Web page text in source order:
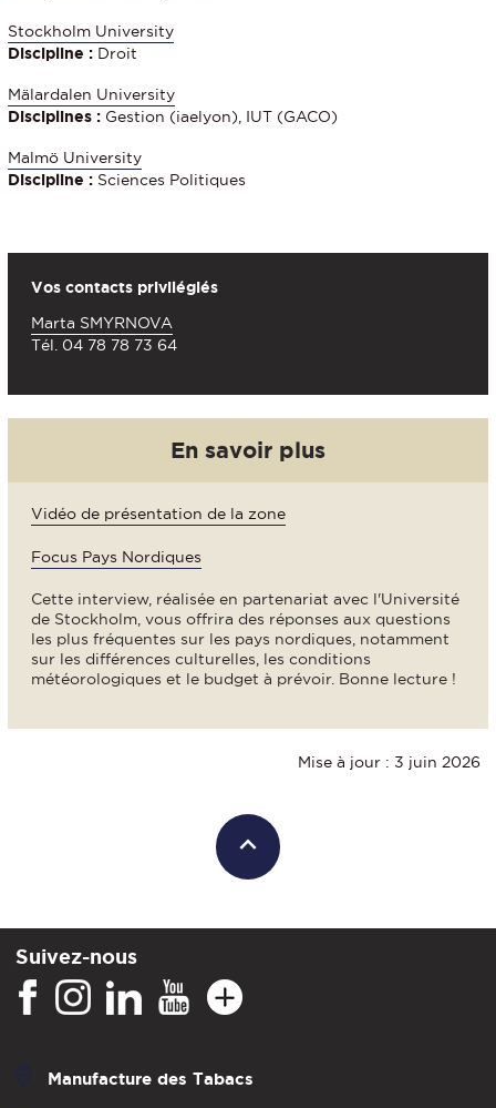
Stockholm University
Discipline : Droit
Mälardalen University
Disciplines : Gestion (iaelyon), IUT (GACO)
Malmö University
Discipline : Sciences Politiques
Vos contacts privilégiés
Marta SMYRNOVA
Tél. 04 78 78 73 64
En savoir plus
Vidéo de présentation de la zone
Focus Pays Nordiques
Cette interview, réalisée en partenariat avec l'Université
de Stockholm, vous offrira des réponses aux questions
les plus fréquentes sur les pays nordiques, notamment
sur les différences culturelles, les conditions
météorologiques et le budget à prévoir. Bonne lecture !
Mise à jour : 3 juin 2026
Suivez-nous
Manufacture des Tabacs